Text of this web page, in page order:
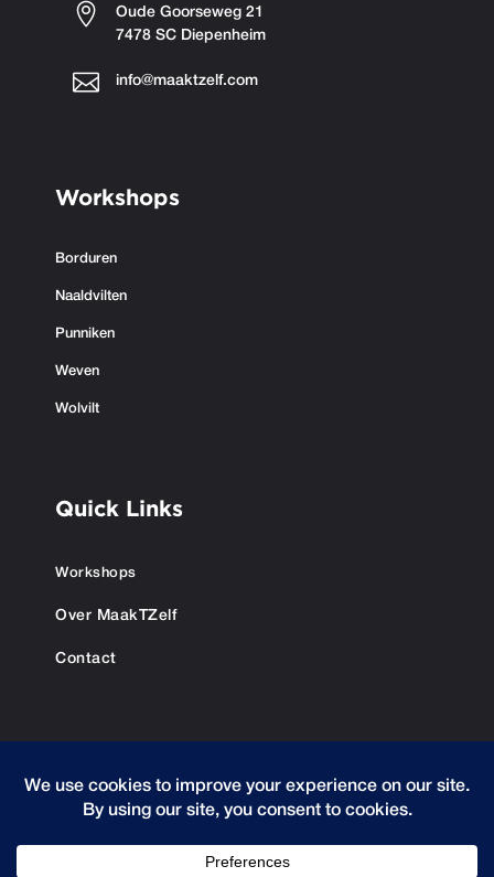

Oude Goorseweg 21
7478 SC Diepenheim
 info@maaktzelf.com
Workshops
Borduren
Naaldvilten
Punniken
Weven
Wolvilt
Quick Links
Workshops
Over MaakTZelf
Contact
© 2025 MaaktZelf.com
Voorwaar­den